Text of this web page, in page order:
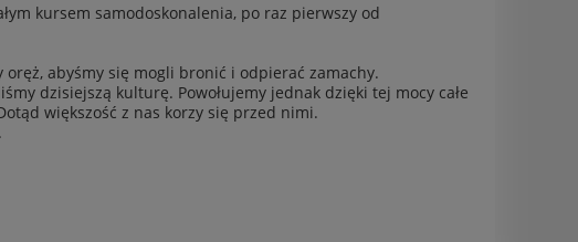
kursem samodoskonalenia, po raz pierwszy od
abyśmy się mogli bronić i odpierać zamachy.
dzisiejszą kulturę. Powołujemy jednak dzięki tej mocy całe
większość z nas korzy się przed nimi.